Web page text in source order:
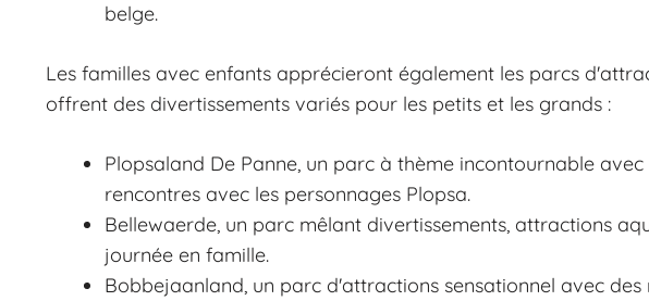
belge.
Les familles avec enfants apprécieront également les parcs
offrent des divertissements variés pour les petits et les grands :
Plopsaland De Panne, un parc à thème incontournable
rencontres avec les personnages Plopsa.
Bellewaerde, un parc mêlant divertissements, attractions
journée en famille.
Bobbejaanland, un parc d'attractions sensationnel avec